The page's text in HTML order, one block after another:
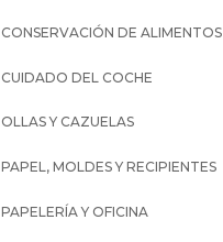
CONSERVACIÓN DE ALIMENTOS
CUIDADO DEL COCHE
OLLAS Y CAZUELAS
PAPEL, MOLDES Y RECIPIENTES
PAPELERÍA Y OFICINA